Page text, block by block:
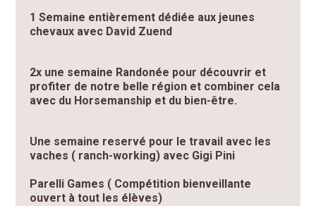
1 Semaine entièrement dédiée aux jeunes
chevaux avec David Zuend
2x une semaine Randonée pour découvrir et
profiter de notre belle région et combiner cela
avec du Horsemanship et du bien-être.
Une semaine reservé pour le travail avec les
vaches ( ranch-working) avec Gigi Pini
Parelli Games ( Compétition bienveillante
ouvert à tout les élèves)